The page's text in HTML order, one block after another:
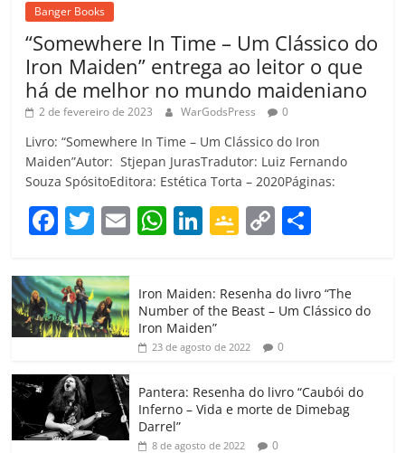
Banger Books
“Somewhere In Time – Um Clássico do
Iron Maiden” entrega ao leitor o que
há de melhor no mundo maideniano
2 de fevereiro de 2023 WarGodsPress 0
Livro: “Somewhere In Time – Um Clássico do Iron
Maiden”Autor: Stjepan JurasTradutor: Luiz Fernando
Souza SpósitoEditora: Estética Torta – 2020Páginas:
F
c
e
b
o
o
k
T
itt
er
E W
at
s
A
p
Li
e
dI
G
gl
e
Cl
a
ss
C
p
y
Li
k
m
p
h
ar
Iron Maiden: Resenha do livro “The
Number of the Beast – Um Clássico do
Iron Maiden”
23 de agosto de 2022 0
Pantera: Resenha do livro “Caubói do
Inferno – Vida e morte de Dimebag
Darrel”
8 de agosto de 2022 0